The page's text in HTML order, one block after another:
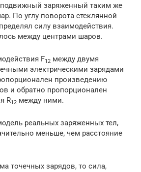
заряженный таким же
По углу поворота стеклянной
силу взаимодействия.
между центрами шаров.
F12 между двумя
электрическими зарядами
произведению
и обратно пропорционален
R12 между ними.
реальных заряженных тел,
меньше, чем расстояние
точечных зарядов, то сила,